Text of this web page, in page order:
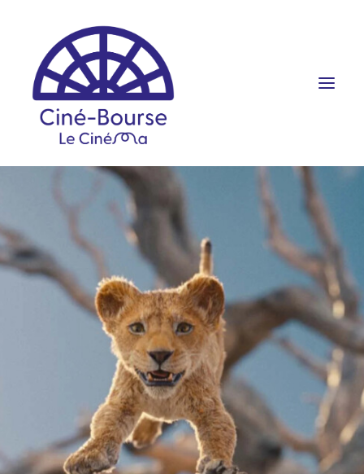
FILMS ET HORAIRES
ÉVÉNEMENTS
SCOLAIRES
PRATIQUE
RÉSERVATION
PROGRAMME